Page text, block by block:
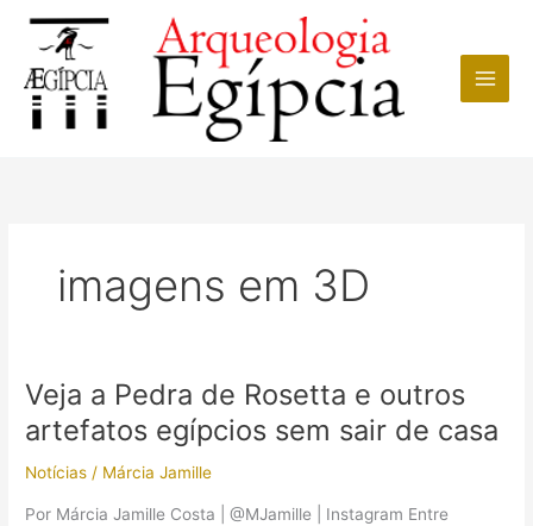
conteúdo
imagens em 3D
Veja a Pedra de Rosetta e outros
artefatos egípcios sem sair de casa
Notícias / Márcia Jamille
Por Márcia Jamille Costa | @MJamille | Instagram Entre